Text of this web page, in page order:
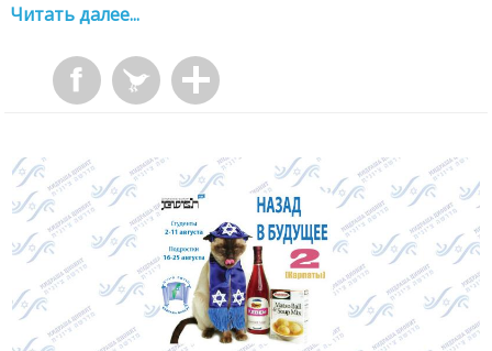
Читать далее...